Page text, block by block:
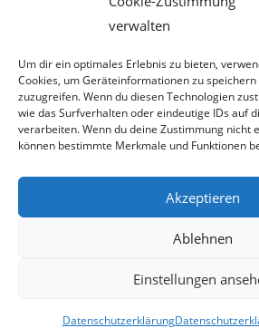
verwalten
Um dir ein optimales Erlebnis zu bieten,
Cookies, um Geräteinformationen zu
zuzugreifen. Wenn du diesen Technologien
wie das Surfverhalten oder eindeutige IDs auf
verarbeiten. Wenn du deine Zustimmung nicht
können bestimmte Merkmale und Funktionen
Akzeptieren
Ablehnen
Einstellungen
Datenschutzerklärung
Salzburgs Juden und ihre Sicherheit: „Erst
die Gefahr endlich konkret!“
Biologisches Wunder in Ceuta
Ein vermeintliches Abschiebemärchen
Archiv
© Copyright 2026 · Auch Ihre Information ist